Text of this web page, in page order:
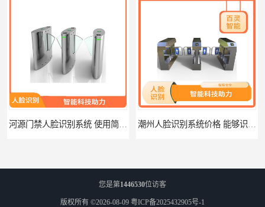
河源门禁人脸识别系统 使用简单方便 无需人工干预 潮州人脸识别系统价格 能够识别活体人脸 非接触性
您是第1446530位访客
版权所有 ©2026-08-09 粤ICP备2025432905号-1